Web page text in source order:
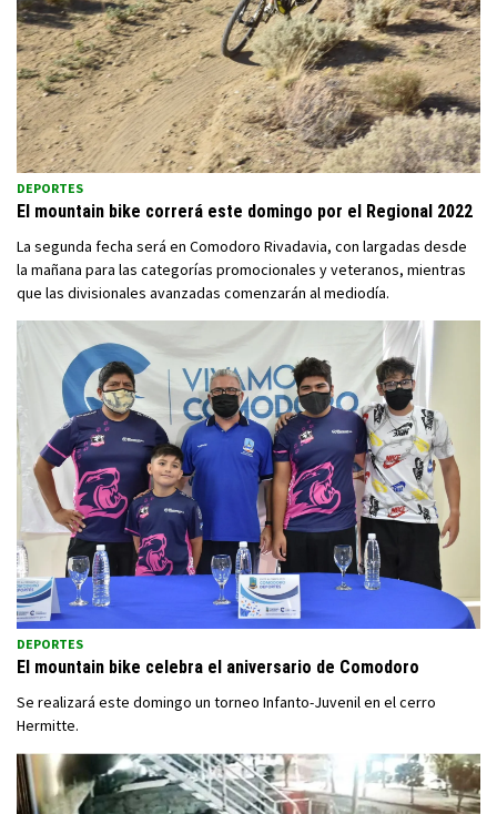
DEPORTES
El mountain bike correrá este domingo por el Regional 2022
La segunda fecha será en Comodoro Rivadavia, con largadas desde
la mañana para las categorías promocionales y veteranos, mientras
que las divisionales avanzadas comenzarán al mediodía.
DEPORTES
El mountain bike celebra el aniversario de Comodoro
Se realizará este domingo un torneo Infanto-Juvenil en el cerro
Hermitte.